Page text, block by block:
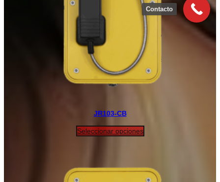
JR103-CB
Seleccionar opciones
Contacto